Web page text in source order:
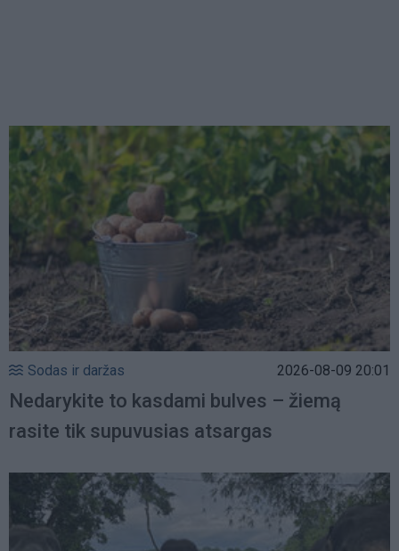
Sodas ir daržas 2026-08-09 20:01
Nedarykite to kasdami bulves – žiemą
rasite tik supuvusias atsargas